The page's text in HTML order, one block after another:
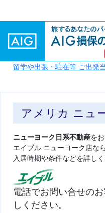
留学や出張・駐在等 ご出発
アメリカ ニュ
ニューヨーク日系不動産を
エイブル ニューヨーク店な
入居時期や条件などを詳し
電話でお問い合せの
しください。